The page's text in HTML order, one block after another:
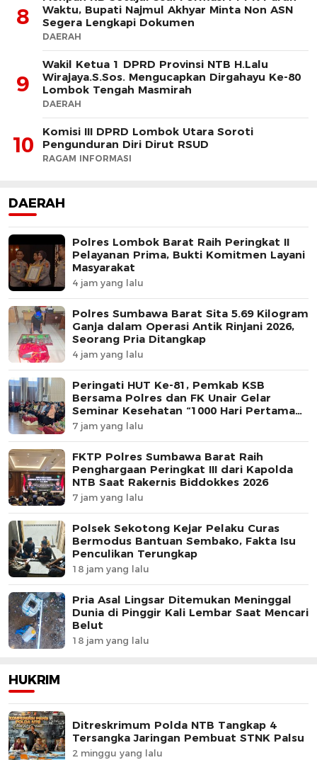
8
Waktu, Bupati Najmul Akhyar Minta Non ASN
Segera Lengkapi Dokumen
DAERAH
9
Wakil Ketua 1 DPRD Provinsi NTB H.Lalu
Wirajaya.S.Sos. Mengucapkan Dirgahayu Ke-80
Lombok Tengah Masmirah
DAERAH
10
Komisi III DPRD Lombok Utara Soroti
Pengunduran Diri Dirut RSUD
RAGAM INFORMASI
DAERAH
Polres Lombok Barat Raih Peringkat II
Pelayanan Prima, Bukti Komitmen Layani
Masyarakat
4 jam yang lalu
Polres Sumbawa Barat Sita 5.69 Kilogram
Ganja dalam Operasi Antik Rinjani 2026,
Seorang Pria Ditangkap
4 jam yang lalu
Peringati HUT Ke-81, Pemkab KSB
Bersama Polres dan FK Unair Gelar
Seminar Kesehatan “1000 Hari Pertama
Kehidupan”
7 jam yang lalu
FKTP Polres Sumbawa Barat Raih
Penghargaan Peringkat III dari Kapolda
NTB Saat Rakernis Biddokkes 2026
7 jam yang lalu
Polsek Sekotong Kejar Pelaku Curas
Bermodus Bantuan Sembako, Fakta Isu
Penculikan Terungkap
18 jam yang lalu
Pria Asal Lingsar Ditemukan Meninggal
Dunia di Pinggir Kali Lembar Saat Mencari
Belut
18 jam yang lalu
HUKRIM
Ditreskrimum Polda NTB Tangkap 4
Tersangka Jaringan Pembuat STNK Palsu
2 minggu yang lalu